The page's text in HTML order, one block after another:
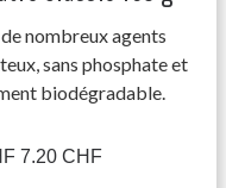
nombreux agents
sans phosphate et
biodégradable.
7.20 CHF